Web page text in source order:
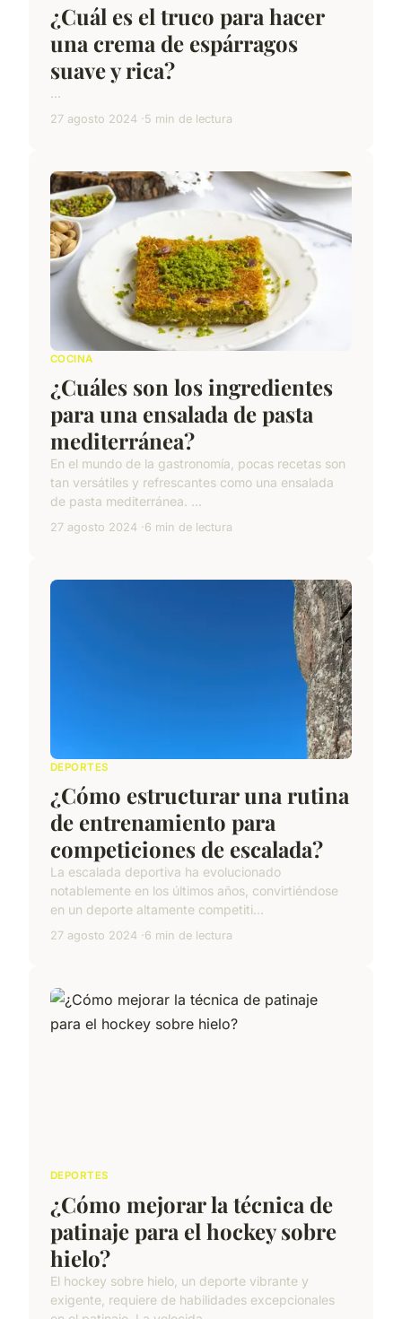
¿Cuál es el truco para hacer
una crema de espárragos
suave y rica?
...
27 agosto 2024 5 min de lectura
COCINA
¿Cuáles son los ingredientes
para una ensalada de pasta
mediterránea?
En el mundo de la gastronomía, pocas recetas son
tan versátiles y refrescantes como una ensalada
de pasta mediterránea. ...
27 agosto 2024 6 min de lectura
DEPORTES
¿Cómo estructurar una rutina
de entrenamiento para
competiciones de escalada?
La escalada deportiva ha evolucionado
notablemente en los últimos años, convirtiéndose
en un deporte altamente competiti...
27 agosto 2024 6 min de lectura
DEPORTES
¿Cómo mejorar la técnica de
patinaje para el hockey sobre
hielo?
El hockey sobre hielo, un deporte vibrante y
exigente, requiere de habilidades excepcionales